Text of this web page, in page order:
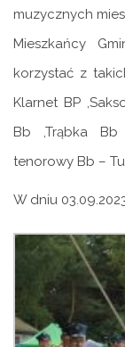
muzycznych
Mieszkańcy
korzystać z
Klarnet BP
Bb ,Trąbka
tenorowy Bb –
W dniu